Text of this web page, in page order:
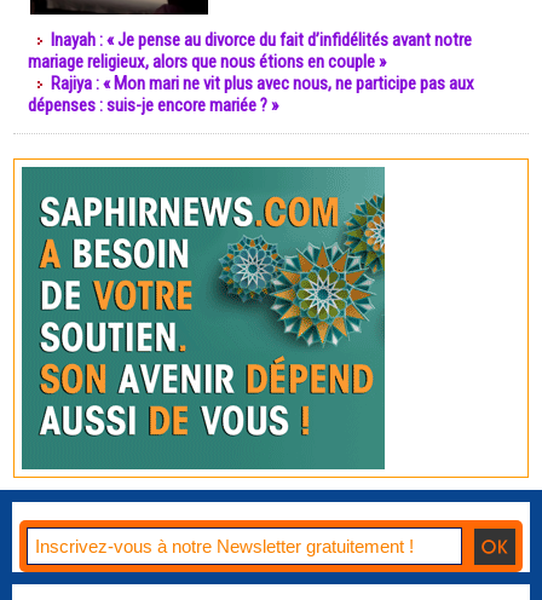
Inayah : « Je pense au divorce du fait d’infidélités avant notre
mariage religieux, alors que nous étions en couple »
Rajiya : « Mon mari ne vit plus avec nous, ne participe pas aux
dépenses : suis-je encore mariée ? »